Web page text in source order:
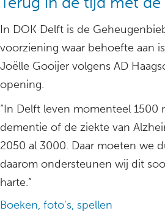
In DOK Delft is de
voorziening waar behoefte aan
Joëlle Gooijer volgens AD
opening.
“In Delft leven momenteel 1500
dementie of de ziekte van
2050 al 3000. Daar moeten we
daarom ondersteunen wij dit
harte.”
Boeken, foto’s, spellen